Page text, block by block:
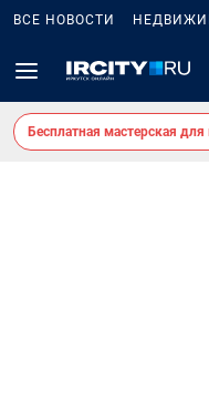
ВСЕ НОВОСТИ
Бесплатная мастерская